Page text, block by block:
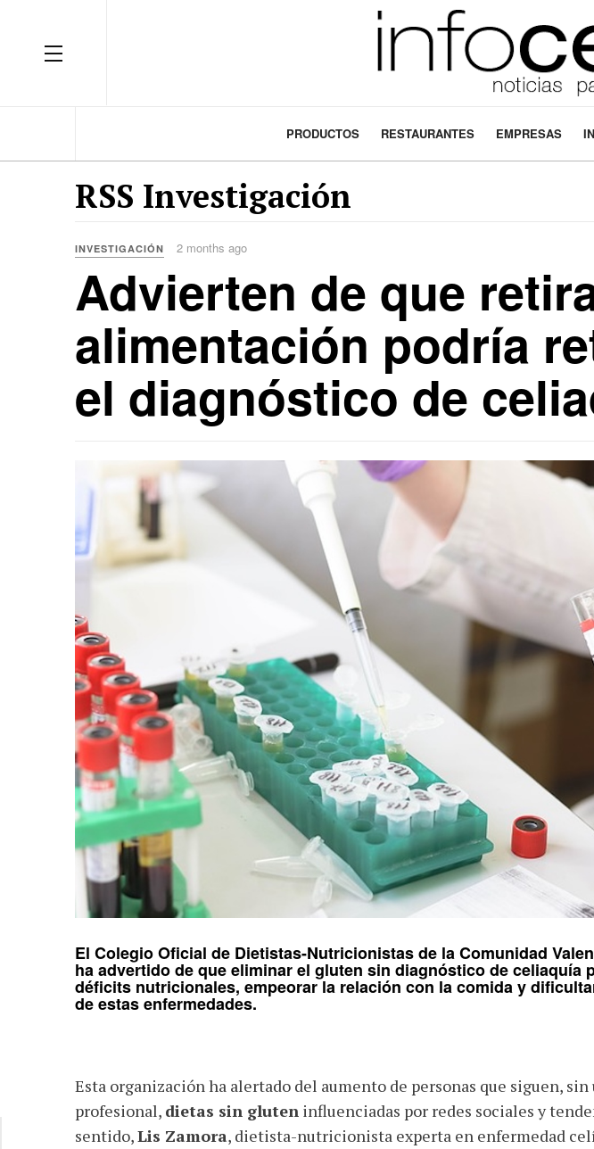
OFF CANVAS
PRODUCTOS RESTAURANTES EMPRESAS
RSS Investigación
INVESTIGACIÓN 2 months ago
Advierten de que
alimentación podría
el diagnóstico de
El Colegio Oficial de Dietistas-Nutricionistas de la Comunidad
ha advertido de que eliminar el gluten sin diagnóstico de celiaquía
déficits nutricionales, empeorar la relación con la comida y
de estas enfermedades.
Esta organización ha alertado del aumento de personas que siguen,
profesional, dietas sin gluten influenciadas por redes sociales y
sentido,Lis Zamora, dietista-nutricionista experta en enfermedad